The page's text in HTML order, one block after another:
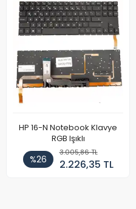
HP 16-N Notebook Klavye
RGB Işıklı
%26
3.005,86 TL
2.226,35 TL